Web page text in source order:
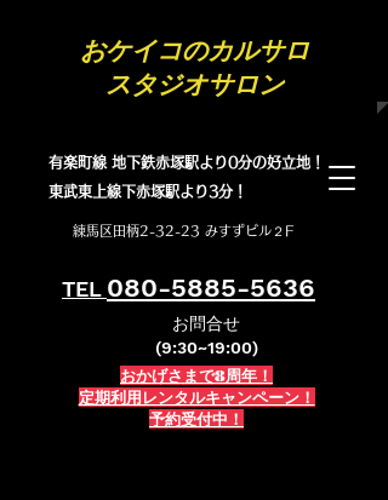
​おケイコのカルサロ
スタジオサロン
有楽町線 地下鉄赤塚駅より0分の好立地！
​東武東上線下赤塚駅より3分！
練馬区田柄2-32-23 みすずビル２F
TEL 080-5885-5636
お問合せ
(9:30~19:00)
おかげさまで8周年！
定期利用レンタルキャンペーン！
予約受付中！